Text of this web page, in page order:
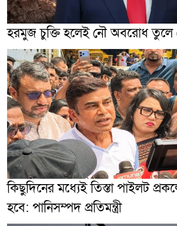
হরমুজ চুক্তি হলেই নৌ অবরোধ তুলে
কিছুদিনের মধ্যেই তিস্তা পাইলট
হবে: পানিসম্পদ প্রতিমন্ত্রী